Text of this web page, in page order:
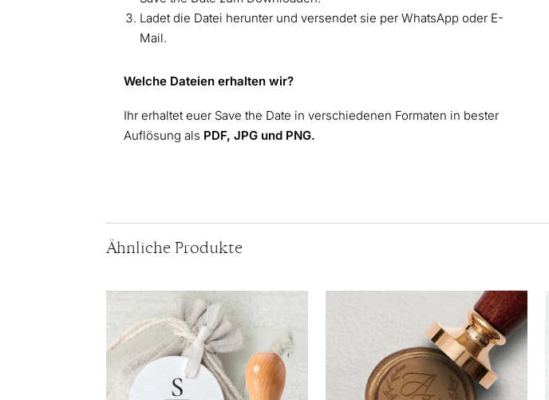
Ladet die Datei herunter und versendet sie per WhatsApp oder E-
Mail.
Welche Dateien erhalten wir?
Ihr erhaltet euer Save the Date in verschiedenen Formaten in bester
Auflösung als PDF, JPG und PNG.
Ähnliche Produkte